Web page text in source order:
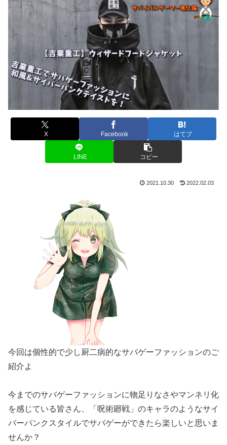
X Facebook はてブ
LINE コピー
2021.10.30 2022.02.03
今回は個性的で少し厨二病的なサバゲーファッションのご
紹介よ
今までのサバゲーファッションに物足りなさやマンネリ化
を感じている皆さん、「呪術廻戦」のキャラのようなサイ
バーパンクスタイルでサバゲーができたら楽しいと思いま
せんか？